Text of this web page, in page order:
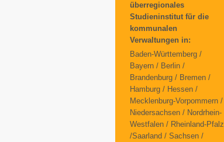
überregionales
Studieninstitut für die
kommunalen
Verwaltungen in:
Baden-Württemberg /
Bayern / Berlin /
Brandenburg / Bremen /
Hamburg / Hessen /
Mecklenburg-Vorpommern /
Niedersachsen / Nordrhein-
Westfalen / Rheinland-Pfalz
/Saarland / Sachsen /